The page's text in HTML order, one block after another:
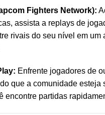
Fighters Network):
assista a replays de
rivais do seu nível em um
Enfrente jogadores de
que a comunidade esteja
encontre partidas